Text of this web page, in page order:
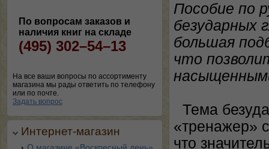
По вопросам заказов и
наличия книг на складе
(495) 302–54–13
На все ваши вопросы по ассортименту
магазина мы рады ответить по телефону
или по почте.
Задать вопрос
Интернет-магазин
Пособие по
безударных
большая
что
Тема
«тренажер»
что